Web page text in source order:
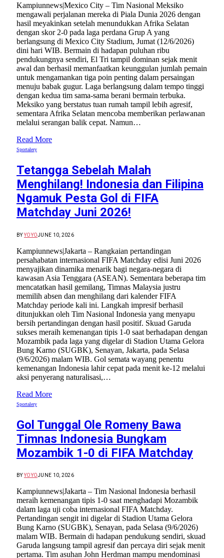
Kampiunnews|Mexico City – Tim Nasional Meksiko
mengawali perjalanan mereka di Piala Dunia 2026 dengan
hasil meyakinkan setelah menundukkan Afrika Selatan
dengan skor 2-0 pada laga perdana Grup A yang
berlangsung di Mexico City Stadium, Jumat (12/6/2026)
dini hari WIB. Bermain di hadapan puluhan ribu
pendukungnya sendiri, El Tri tampil dominan sejak menit
awal dan berhasil memanfaatkan keunggulan jumlah pemain
untuk mengamankan tiga poin penting dalam persaingan
menuju babak gugur. Laga berlangsung dalam tempo tinggi
dengan kedua tim sama-sama berani bermain terbuka.
Meksiko yang berstatus tuan rumah tampil lebih agresif,
sementara Afrika Selatan mencoba memberikan perlawanan
melalui serangan balik cepat. Namun…
Read More
Sportalery
Tetangga Sebelah Malah
Menghilang! Indonesia dan Filipina
Ngamuk Pesta Gol di FIFA
Matchday Juni 2026!
BY YOYOJUNE 10, 2026
Kampiunnews|Jakarta – Rangkaian pertandingan
persahabatan internasional FIFA Matchday edisi Juni 2026
menyajikan dinamika menarik bagi negara-negara di
kawasan Asia Tenggara (ASEAN). Sementara beberapa tim
mencatatkan hasil gemilang, Timnas Malaysia justru
memilih absen dan menghilang dari kalender FIFA
Matchday periode kali ini. Langkah impresif berhasil
ditunjukkan oleh Tim Nasional Indonesia yang menyapu
bersih pertandingan dengan hasil positif. Skuad Garuda
sukses meraih kemenangan tipis 1-0 saat berhadapan dengan
Mozambik pada laga yang digelar di Stadion Utama Gelora
Bung Karno (SUGBK), Senayan, Jakarta, pada Selasa
(9/6/2026) malam WIB. Gol semata wayang penentu
kemenangan Indonesia lahir cepat pada menit ke-12 melalui
aksi penyerang naturalisasi,…
Read More
Sportalery
Gol Tunggal Ole Romeny Bawa
Timnas Indonesia Bungkam
Mozambik 1-0 di FIFA Matchday
BY YOYOJUNE 10, 2026
Kampiunnews|Jakarta – Tim Nasional Indonesia berhasil
meraih kemenangan tipis 1-0 saat menghadapi Mozambik
dalam laga uji coba internasional FIFA Matchday.
Pertandingan sengit ini digelar di Stadion Utama Gelora
Bung Karno (SUGBK), Senayan, pada Selasa (9/6/2026)
malam WIB. Bermain di hadapan pendukung sendiri, skuad
Garuda langsung tampil agresif dan percaya diri sejak menit
pertama. Tim asuhan John Herdman mampu mendominasi